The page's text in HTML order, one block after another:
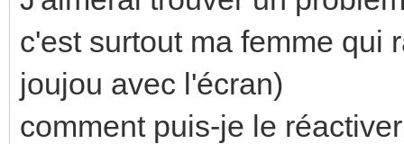
c'est surtout ma femme qui
joujou avec l'écran)
comment puis-je le